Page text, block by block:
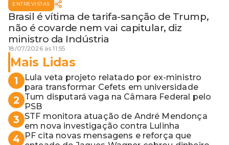
ENTREVISTAS
Brasil é vítima de tarifa-sanção de Trump,
não é covarde nem vai capitular, diz
ministro da Indústria
18/07/2026 às 11:55
Mais Lidas
1
Lula veta projeto relatado por ex-ministro
para transformar Cefets em universidade
2
Tum disputará vaga na Câmara Federal pelo
PSB
3
STF monitora atuação de André Mendonça
em nova investigação contra Lulinha
4
PF cita novas mensagens e reforça que